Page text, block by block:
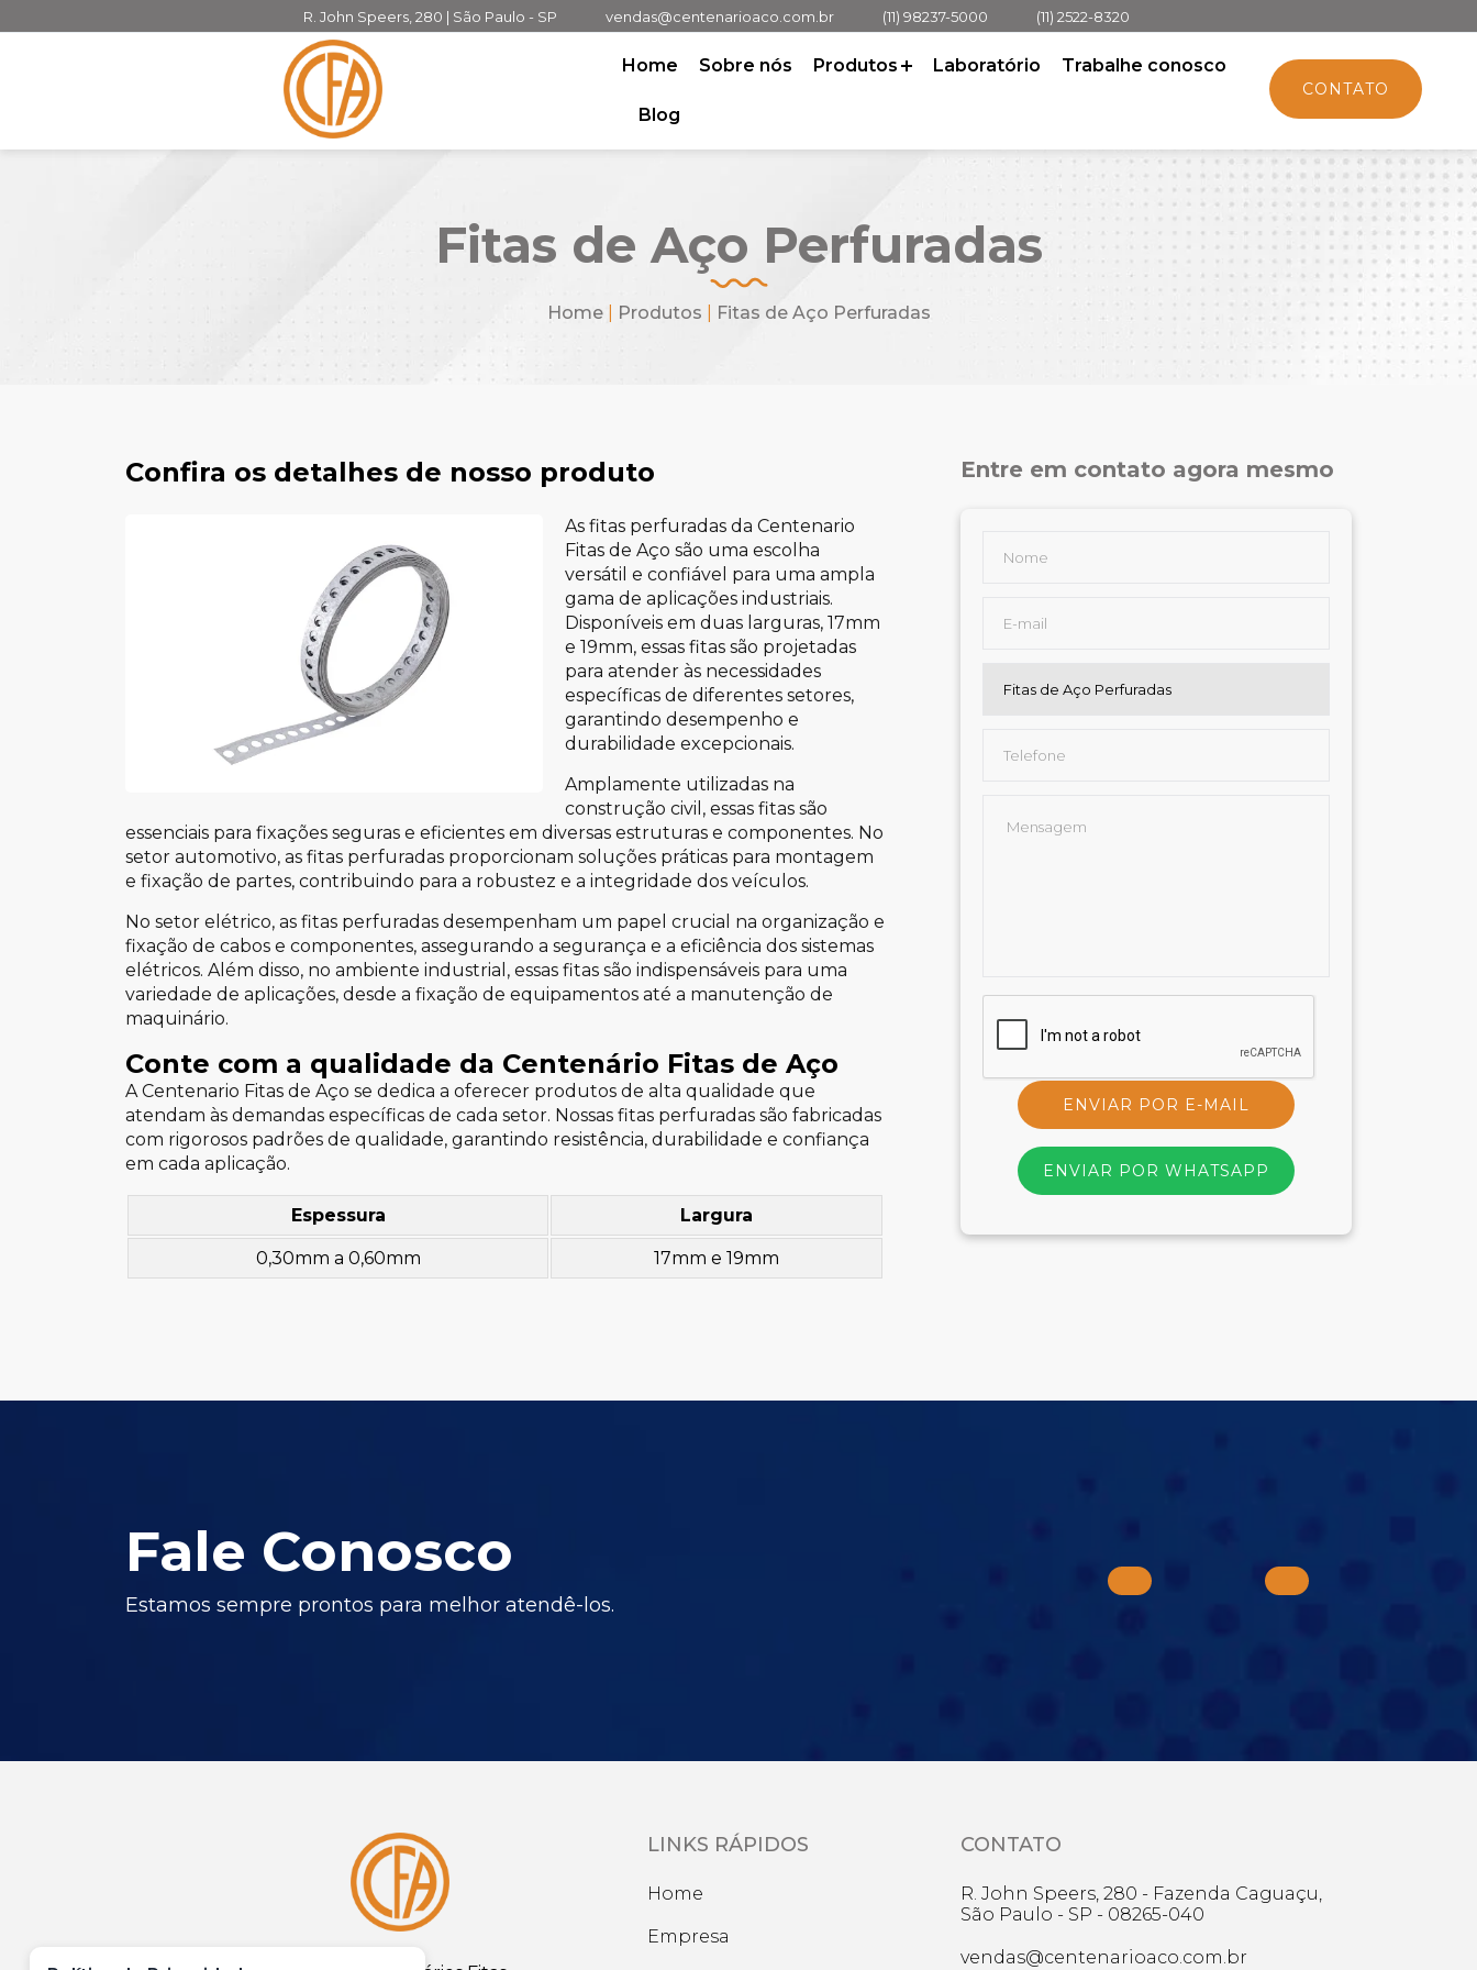
R. John Speers, 280 | São Paulo - SP vendas@centenarioaco.com.br (11) 98237-5000 (11) 2522-8320
Home Sobre nós Produtos Laboratório Trabalhe conosco
Blog
CONTATO
Fitas de Aço Perfuradas
Home| Produtos Fitas de Aço Perfuradas
Confira os detalhes de nosso produto
As fitas perfuradas da Centenario
Fitas de Aço são uma escolha
versátil e confiável para uma ampla
gama de aplicações industriais.
Disponíveis em duas larguras, 17mm
e 19mm, essas fitas são projetadas
para atender às necessidades
específicas de diferentes setores,
garantindo desempenho e
durabilidade excepcionais.
Amplamente utilizadas na
construção civil, essas fitas são
essenciais para fixações seguras e eficientes em diversas estruturas e componentes. No
setor automotivo, as fitas perfuradas proporcionam soluções práticas para montagem
e fixação de partes, contribuindo para a robustez e a integridade dos veículos.
No setor elétrico, as fitas perfuradas desempenham um papel crucial na organização e
fixação de cabos e componentes, assegurando a segurança e a eficiência dos sistemas
elétricos. Além disso, no ambiente industrial, essas fitas são indispensáveis para uma
variedade de aplicações, desde a fixação de equipamentos até a manutenção de
maquinário.
Conte com a qualidade da Centenário Fitas de Aço
A Centenario Fitas de Aço se dedica a oferecer produtos de alta qualidade que
atendam às demandas específicas de cada setor. Nossas fitas perfuradas são fabricadas
com rigorosos padrões de qualidade, garantindo resistência, durabilidade e confiança
em cada aplicação.
Espessura Largura
0,30mm a 0,60mm 17mm e 19mm
Entre em contato agora mesmo
ENVIAR POR E-MAIL
ENVIAR POR WHATSAPP
Fale Conosco
Estamos sempre prontos para melhor atendê-los.
LINKS RÁPIDOS
Home
Empresa
CONTATO
R. John Speers, 280 - Fazenda Caguaçu,
São Paulo - SP - 08265-040
vendas@centenarioaco.com.br